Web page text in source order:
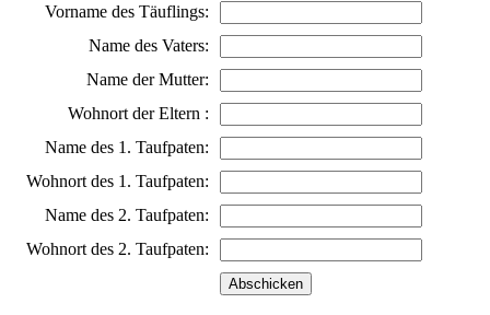
Vorname des Täuflings:
Name des Vaters:
Name der Mutter:
Wohnort der Eltern :
Name des 1. Taufpaten:
Wohnort des 1. Taufpaten:
Name des 2. Taufpaten:
Wohnort des 2. Taufpaten: